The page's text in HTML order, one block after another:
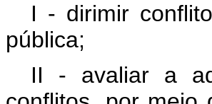
I - dirimir
pública;
II - avaliar a